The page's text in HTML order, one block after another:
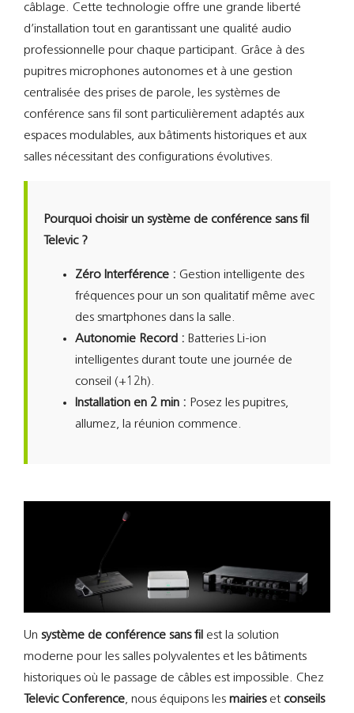
câblage. Cette technologie offre une grande liberté
d’installation tout en garantissant une qualité audio
professionnelle pour chaque participant. Grâce à des
pupitres microphones autonomes et à une gestion
centralisée des prises de parole, les systèmes de
conférence sans fil sont particulièrement adaptés aux
espaces modulables, aux bâtiments historiques et aux
salles nécessitant des configurations évolutives.
Pourquoi choisir un système de conférence sans fil
Televic ?
Zéro Interférence : Gestion intelligente des
fréquences pour un son qualitatif même avec
des smartphones dans la salle.
Autonomie Record : Batteries Li-ion
intelligentes durant toute une journée de
conseil (+12h).
Installation en 2 min : Posez les pupitres,
allumez, la réunion commence.
Un système de conférence sans fil est la solution
moderne pour les salles polyvalentes et les bâtiments
historiques où le passage de câbles est impossible. Chez
Televic Conference, nous équipons les mairieset conseils